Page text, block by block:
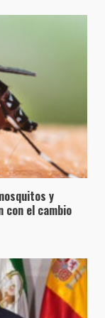
y
con el cambio